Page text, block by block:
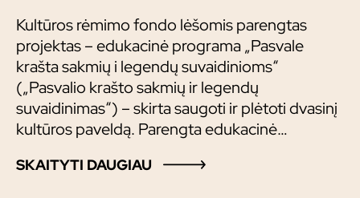
Kultūros rėmimo fondo lėšomis parengtas
projektas – edukacinė programa „Pasvale
krašta sakmių i legendų suvaidinioms“
(„Pasvalio krašto sakmių ir legendų
suvaidinimas“) – skirta saugoti ir plėtoti dvasinį
kultūros paveldą. Parengta edukacinė
surinktas legendas ir sakmes.
SKAITYTI DAUGIAU